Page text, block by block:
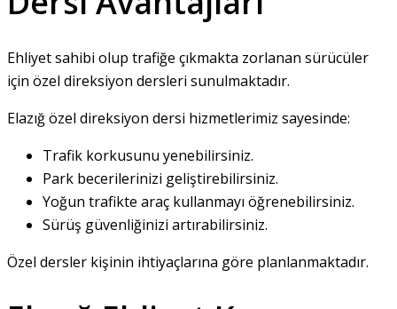
Ehliyet sahibi olup trafiğe çıkmakta zorlanan sürücüler
için özel direksiyon dersleri sunulmaktadır.
Elazığ özel direksiyon dersi hizmetlerimiz sayesinde:
Trafik korkusunu yenebilirsiniz.
Park becerilerinizi geliştirebilirsiniz.
Yoğun trafikte araç kullanmayı öğrenebilirsiniz.
Sürüş güvenliğinizi artırabilirsiniz.
Özel dersler kişinin ihtiyaçlarına göre planlanmaktadır.